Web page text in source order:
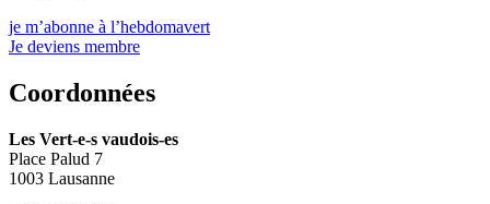
je m’abonne à l’hebdomavert
Je deviens membre
Coordonnées
Les Vert-e-s vaudois-es
Place Palud 7
1003 Lausanne